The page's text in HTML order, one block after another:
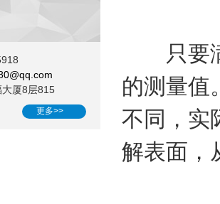
厦8层815
更多>>
只要满
的测量值
不同，实
解表面，